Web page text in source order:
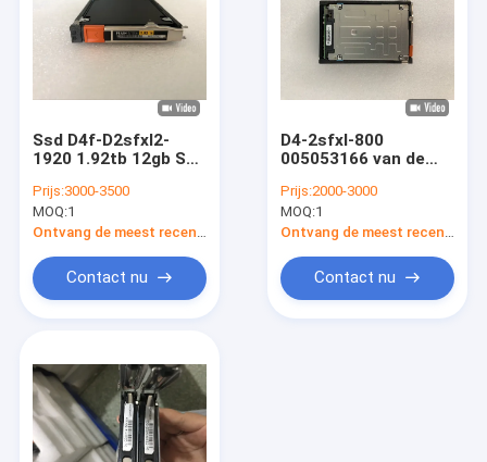
De Gegevensdomein van DELL EMC
DELL EMC Isilon
DELL EMC Vmax
EMC Symmetrix DMX
DELL EMC VPLEX
DELL EMC AVAMAR
NETAPP FAS
Ssd D4f-D2sfxl2-
1920 1.92tb 12gb Sas
005053157 Dell Unity
380f
Prijs:3000-3500
MOQ:1
Ontvang de meest recente Prijs
Contact nu
D4-2sfxl-800
005053166 van de
D4123f van 800g
12gb Sas Ssd de
Eenheid XT380F
Prijs:2000-3000
MOQ:1
Ontvang de meest recente Prijs
Contact nu